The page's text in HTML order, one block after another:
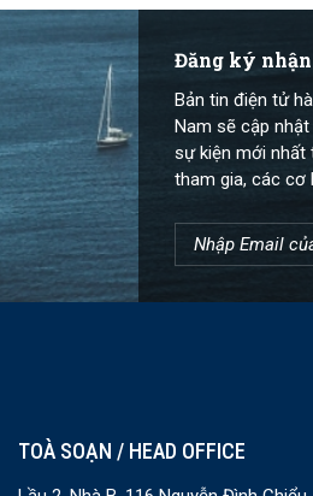
Đăng ký
Bản tin điện tử
Nam sẽ cập
sự kiện mới nhất
tham gia, các cơ
TOÀ SOẠN / HEAD OFFICE